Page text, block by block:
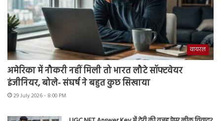
वायरल
अमेरिका में नौकरी नहीं मिली तो भारत लौटे सॉफ्टवेयर
इंजीनियर, बोले- संघर्ष ने बहुत कुछ सिखाया
29 July 2026 - 8:00 PM